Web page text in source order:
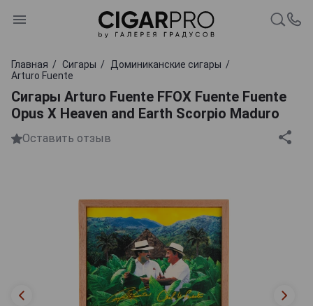
Главная Сигары
Доминиканские сигары
Arturo Fuente
Сигары Arturo Fuente FFOX Fuente Fuente
Opus Х Heaven and Earth Scorpio Maduro
Оставить отзыв